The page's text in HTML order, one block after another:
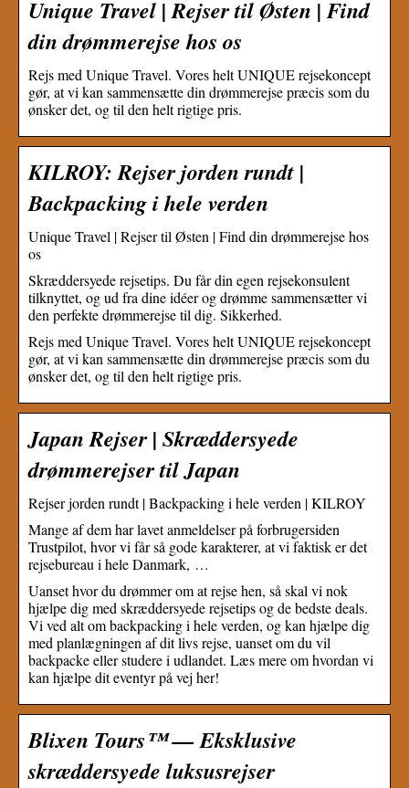
Unique Travel | Rejser til Østen | Find
din drømmerejse hos os
Rejs med Unique Travel. Vores helt UNIQUE rejsekoncept
gør, at vi kan sammensætte din drømmerejse præcis som du
ønsker det, og til den helt rigtige pris.
KILROY: Rejser jorden rundt |
Backpacking i hele verden
Unique Travel | Rejser til Østen | Find din drømmerejse hos
os
Skræddersyede rejsetips. Du får din egen rejsekonsulent
tilknyttet, og ud fra dine idéer og drømme sammensætter vi
den perfekte drømmerejse til dig. Sikkerhed.
Rejs med Unique Travel. Vores helt UNIQUE rejsekoncept
gør, at vi kan sammensætte din drømmerejse præcis som du
ønsker det, og til den helt rigtige pris.
Japan Rejser | Skræddersyede
drømmerejser til Japan
Rejser jorden rundt | Backpacking i hele verden | KILROY
Mange af dem har lavet anmeldelser på forbrugersiden
Trustpilot, hvor vi får så gode karakterer, at vi faktisk er det
rejsebureau i hele Danmark, …
Uanset hvor du drømmer om at rejse hen, så skal vi nok
hjælpe dig med skræddersyede rejsetips og de bedste deals.
Vi ved alt om backpacking i hele verden, og kan hjælpe dig
med planlægningen af dit livs rejse, uanset om du vil
backpacke eller studere i udlandet. Læs mere om hvordan vi
kan hjælpe dit eventyr på vej her!
Blixen Tours™ — Eksklusive
skræddersyede luksusrejser